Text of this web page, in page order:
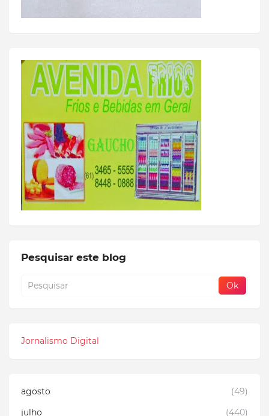
Pesquisar este blog
Jornalismo Digital
agosto
(49)
julho
(440)